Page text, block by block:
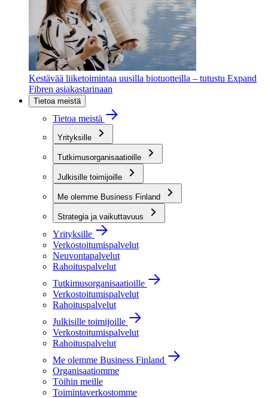
Kestävää liiketoimintaa uusilla biotuotteilla – tutustu Expand
Fibren asiakastarinaan
Tietoa meistä
Tietoa meistä
Yrityksille
Tutkimusorganisaatioille
Julkisille toimijoille
Me olemme Business Finland
Strategia ja vaikuttavuus
Yrityksille
Verkostoitumispalvelut
Neuvontapalvelut
Rahoituspalvelut
Tutkimusorganisaatioille
Verkostoitumispalvelut
Rahoituspalvelut
Julkisille toimijoille
Verkostoitumispalvelut
Rahoituspalvelut
Me olemme Business Finland
Organisaatiomme
Töihin meille
Toimintaverkostomme